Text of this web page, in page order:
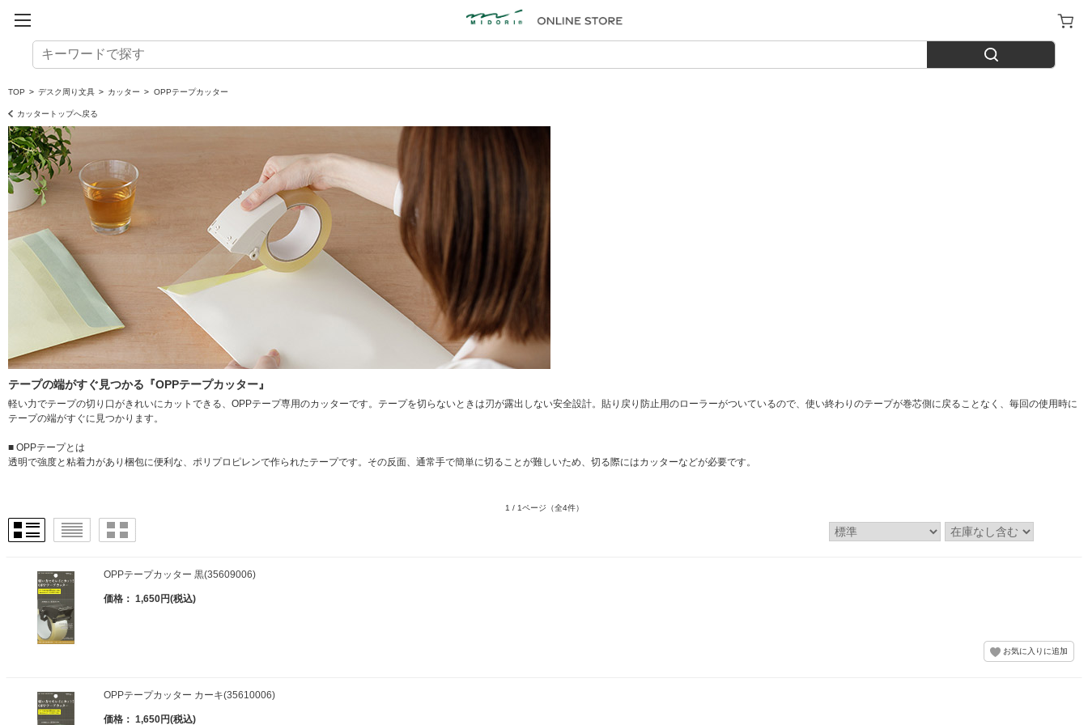
TOP > デスク周り文具 > カッター > OPPテープカッター
カッタートップへ戻る
テープの端がすぐ見つかる『OPPテープカッター』
軽い力でテープの切り口がきれいにカットできる、OPPテープ専用のカッターです。テープを切らないときは刃が露出しない安全設計。貼り戻り防止用のローラーがついているので、使い終わりのテープが巻芯側に戻ることなく、毎回の使用時に
テープの端がすぐに見つかります。
■ OPPテープとは
透明で強度と粘着力があり梱包に便利な、ポリプロピレンで作られたテープです。その反面、通常手で簡単に切ることが難しいため、切る際にはカッターなどが必要です。
1 / 1ページ （全4件）
OPPテープカッター 黒(35609006)
価格： 1,650円(税込)
OPPテープカッター カーキ(35610006)
価格： 1,650円(税込)